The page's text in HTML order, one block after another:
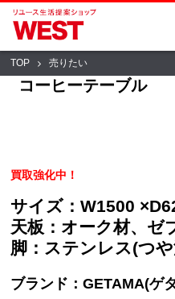
TOP 売りたい
コーヒーテーブル
買取強化中！
サイズ：W1500
天板：オーク材、ゼ
脚：ステンレス(つ
ブランド：GETAMA(ゲ